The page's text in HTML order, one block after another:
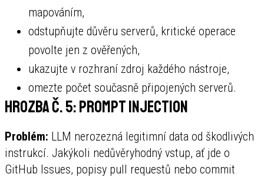
mapováním,
odstupňujte důvěru serverů, kritické operace
povolte jen z ověřených,
ukazujte v rozhraní zdroj každého nástroje,
omezte počet současně připojených serverů.
Hrozba č. 5: Prompt Injection
Problém: LLM nerozezná legitimní data od škodlivých
instrukcí. Jakýkoli nedůvěryhodný vstup, ať jde o
GitHub Issues, popisy pull requestů nebo commit